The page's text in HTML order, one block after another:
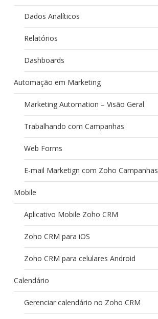
Dados Analíticos
Relatórios
Dashboards
Automação em Marketing
Marketing Automation – Visão Geral
Trabalhando com Campanhas
Web Forms
E-mail Marketign com Zoho Campanhas
Mobile
Aplicativo Mobile Zoho CRM
Zoho CRM para iOS
Zoho CRM para celulares Android
Calendário
Gerenciar calendário no Zoho CRM